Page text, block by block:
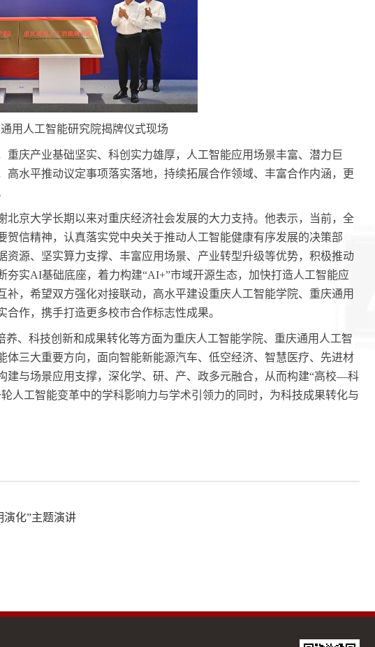
用人工智能研究院揭牌仪式现场
庆产业基础坚实、科创实力雄厚，人工智能应用场景丰富、潜力巨
水平推动议定事项落实落地，持续拓展合作领域、丰富合作内涵，更
京大学长期以来对重庆经济社会发展的大力支持。他表示，当前，全
贺信精神，认真落实党中央关于推动人工智能健康有序发展的决策部
源、坚实算力支撑、丰富应用场景、产业转型升级等优势，积极推动
实AI基础底座，着力构建“AI+”市域开源生态，加快打造人工智能应
，希望双方强化对接联动，高水平建设重庆人工智能学院、重庆通用
作，携手打造更多校市合作标志性成果。
养、科技创新和成果转化等方面为重庆人工智能学院、重庆通用人工智
三大重要方向，面向智能新能源汽车、低空经济、智慧医疗、先进材
与场景应用支撑，深化学、研、产、政多元融合，从而构建“高校—科
人工智能变革中的学科影响力与学术引领力的同时，为科技成果转化与
演化”主题演讲